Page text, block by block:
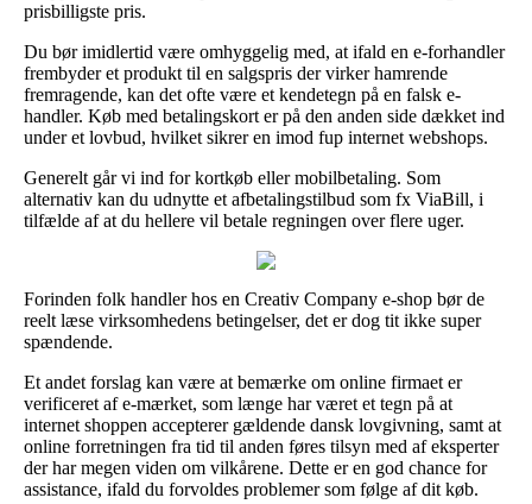
prisbilligste pris.
Du bør imidlertid være omhyggelig med, at ifald en e-forhandler
frembyder et produkt til en salgspris der virker hamrende
fremragende, kan det ofte være et kendetegn på en falsk e-
handler. Køb med betalingskort er på den anden side dækket ind
under et lovbud, hvilket sikrer en imod fup internet webshops.
Generelt går vi ind for kortkøb eller mobilbetaling. Som
alternativ kan du udnytte et afbetalingstilbud som fx ViaBill, i
tilfælde af at du hellere vil betale regningen over flere uger.
Forinden folk handler hos en Creativ Company e-shop bør de
reelt læse virksomhedens betingelser, det er dog tit ikke super
spændende.
Et andet forslag kan være at bemærke om online firmaet er
verificeret af e-mærket, som længe har været et tegn på at
internet shoppen accepterer gældende dansk lovgivning, samt at
online forretningen fra tid til anden føres tilsyn med af eksperter
der har megen viden om vilkårene. Dette er en god chance for
assistance, ifald du forvoldes problemer som følge af dit køb.